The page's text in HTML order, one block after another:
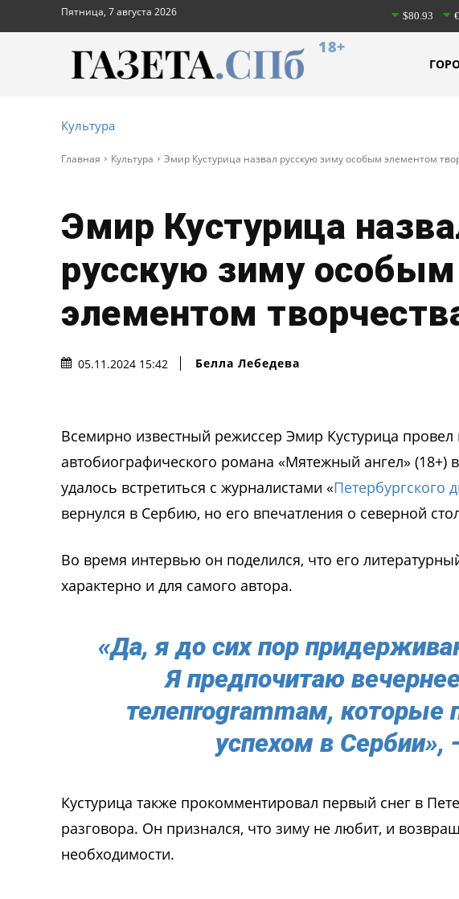
Пятница, 7 августа 2026 $80.93
18+
Культура
Главная Культура Эмир Кустурица назвал русскую зиму особым элементом
Эмир Кустурица
русскую зиму особым
элементом
05.11.2024 15:42 Белла Лебедева
Всемирно известный режиссер Эмир Кустурица
автобиографического романа «Мятежный ангел»
удалось встретиться с журналистами «Петербургского
вернулся в Сербию, но его впечатления о северной
Во время интервью он поделился, что его
характерно и для самого автора.
«Да, я до сих пор
Я предпочитаю
телепrogrammам, которые
успехом в Сербии»,
Кустурица также прокомментировал первый снег в
разговора. Он признался, что зиму не любит, и
необходимости.